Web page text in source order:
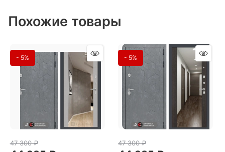
Похожие товары
- 5%
47 300 ₽
- 5%
47 300 ₽